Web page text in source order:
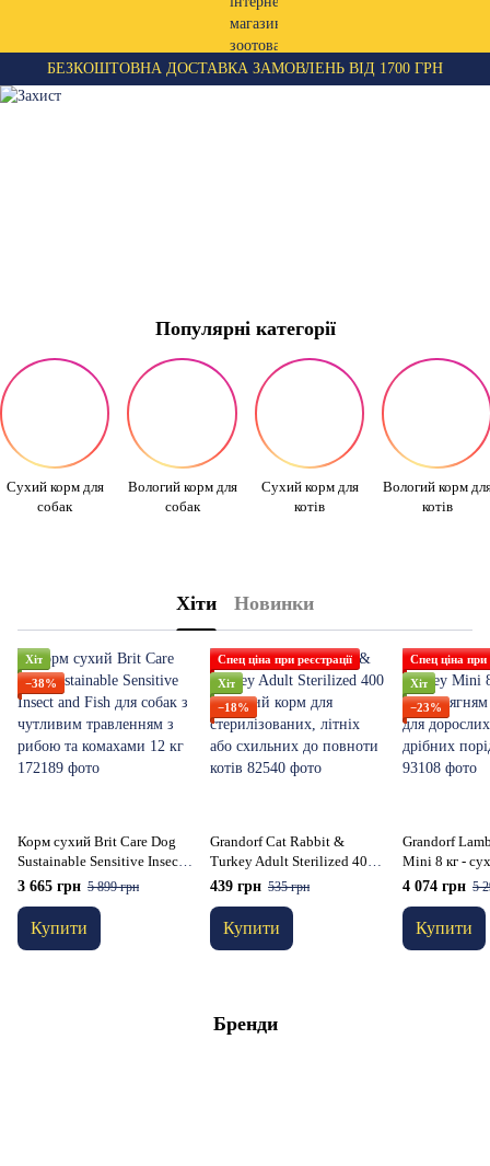
БЕЗКОШТОВНА ДОСТАВКА ЗАМОВЛЕНЬ ВІД 1700 ГРН
Популярні категорії
Сухий корм для
собак
Вологий корм для
собак
Сухий корм для
котів
Вологий корм
котів
Хіти Новинки
Хіт
−38%
Корм сухий Brit Care Dog
Sustainable Sensitive Insect
and Fish для собак з
чутливим травленням з
рибою та комахами 12 кг
3 665 грн 5 899 грн
Купити
Спец ціна при реєстрації
Хіт
−18%
Grandorf Cat Rabbit &
Turkey Adult Sterilized 400 г
- сухий корм для
стерилізованих, літніх або
схильних до повноти котів
439 грн 535 грн
Купити
Спец ціна при
Хіт
−23%
Grandorf
Mini 8 кг -
ягням та
дорослих
порід від 1
4 074 грн 5
Купити
Бренди